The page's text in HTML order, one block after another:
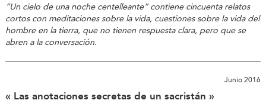
”Un cielo de una noche centelleante” contiene cincuenta relatos
cortos con meditaciones sobre la vida, cuestiones sobre la vida del
hombre en la tierra, que no tienen respuesta clara, pero que se
abren a la conversación.
Junio 2016
« Las anotaciones secretas de un sacristán »